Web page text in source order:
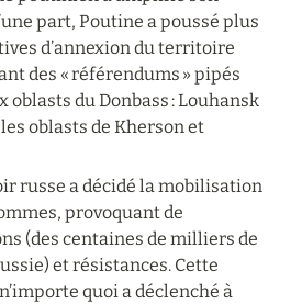
part, Poutine a poussé plus
d’annexion du territoire
des « référendums » pipés
du Donbass : Louhansk
oblasts de Kherson et
russe a décidé la mobilisation
provoquant de
(des centaines de milliers de
et résistances. Cette
quoi a déclenché à